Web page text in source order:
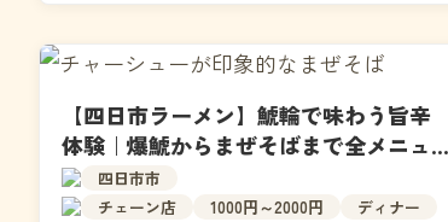
【四日市ラーメン】鯱輪で味わう旨辛
体験｜爆鯱からまぜそばまで全メニュ
ーを解説
四日市市
チェーン店
1000円～2000円
ディナー